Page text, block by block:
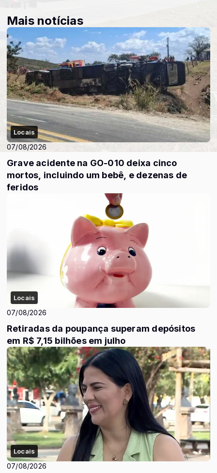
Mais notícias
Locais
07/08/2026
Grave acidente na GO-010 deixa cinco
mortos, incluindo um bebê, e dezenas de
feridos
Locais
07/08/2026
Retiradas da poupança superam depósitos
em R$ 7,15 bilhões em julho
Locais
07/08/2026